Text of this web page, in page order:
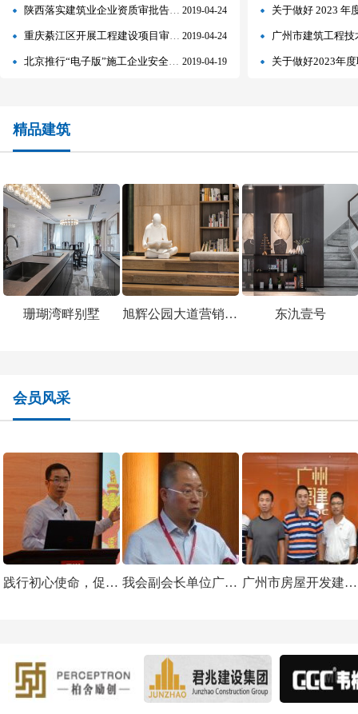
2019-04-24
陕西落实建筑业企业资质审批告知承诺制
2019-04-24
重庆綦江区开展工程建设项目审批制度改革系统操作培训
2019-04-19
北京推行“电子版”施工企业安全生产许可证
关于做好 2023 年度广
广州市建筑工程技术高级工程师、工程师
关于做好2023年
精品建筑
珊瑚湾畔别墅 旭辉公园大道营销中心说明 东氿壹号
广州承总设计院 南景园 北欧风格混搭
广州万科白鹭郡产品展示中心 广州工程总承包集团有限公司精品工程
会员风采
践行初心使命，促进变革发展 ——总承包集团举行“不忘初心，牢记使命”主题教育党课 我会副会长单位广东爱富兰建设有限公司2019年中总结会议在穗圆满闭幕 广州市房屋开发建设有限公司开展“不忘初心、牢记使命”主题征文演讲比赛